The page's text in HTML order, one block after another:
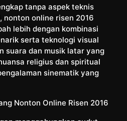
tanpa aspek teknis
nonton online risen 2016
lebih dengan kombinasi
serta teknologi visual
suara dan musik latar yang
religius dan spiritual
sinematik yang
Nonton Online Risen 2016